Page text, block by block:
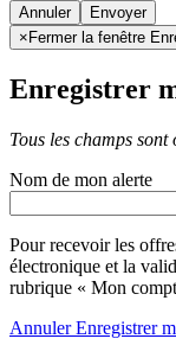
Annuler
× Fermer la fenêtre
Enregistrer
Tous les champs
Nom de mon alerte
Pour recevoir les
électronique et la
rubrique « Mon
AnnulerEnregistrer